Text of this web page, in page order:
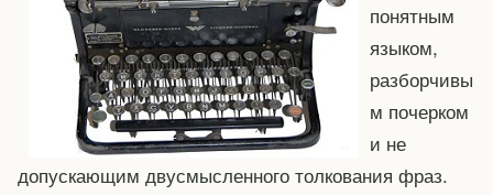
понятным
языком,
разборчивы
м почерком
и не
допускающим двусмысленного толкования фраз.